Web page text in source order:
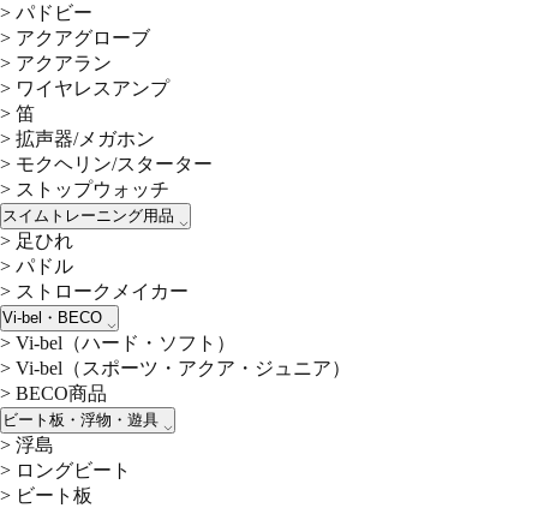
> パドビー
> アクアグローブ
> アクアラン
> ワイヤレスアンプ
> 笛
> 拡声器/メガホン
> モクヘリン/スターター
> ストップウォッチ
スイムトレーニング用品
> 足ひれ
> パドル
> ストロークメイカー
Vi-bel・BECO
> Vi-bel（ハード・ソフト）
> Vi-bel（スポーツ・アクア・ジュニア）
> BECO商品
ビート板・浮物・遊具
> 浮島
> ロングビート
> ビート板